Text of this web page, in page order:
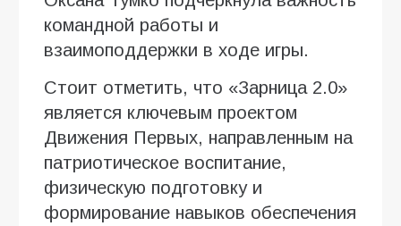
командной работы и
взаимоподдержки в ходе игры.
Стоит отметить, что «Зарница 2.0»
является ключевым проектом
Движения Первых, направленным на
патриотическое воспитание,
физическую подготовку и
формирование навыков обеспечения